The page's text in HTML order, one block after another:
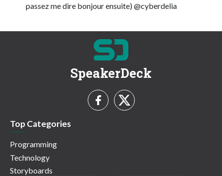
passez me dire bonjour ensuite) @cyberdelia
SpeakerDeck
Top Categories
Programming
Technology
Storyboards